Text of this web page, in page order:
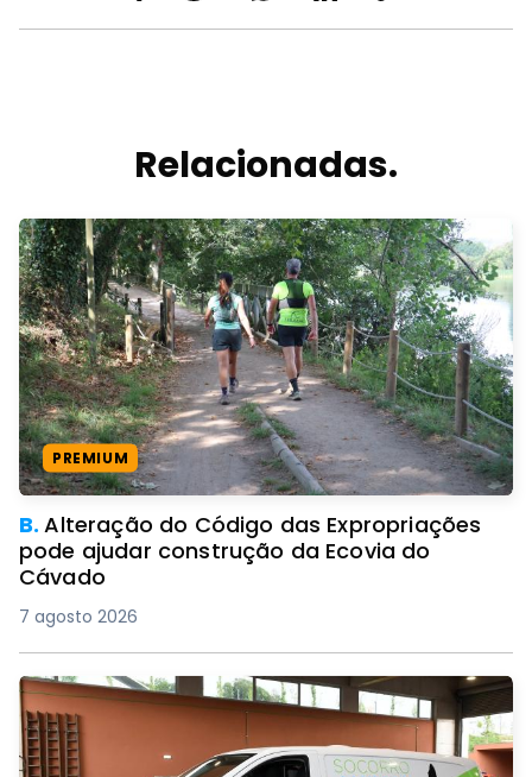
Relacionadas.
PREMIUM
B.Alteração do Código das Expropriações
pode ajudar construção da Ecovia do
Cávado
7 agosto 2026